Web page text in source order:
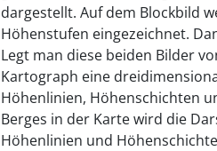
dargestellt. Auf dem Blockbild
Höhenstufen eingezeichnet.
Legt man diese beiden Bilder
Kartograph eine
Höhenlinien, Höhenschichten
Berges in der Karte wird die
Höhenlinien und